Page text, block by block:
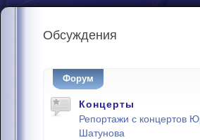
Обсуждения
Форум
Концерты
Репортажи с концертов
Шатунова